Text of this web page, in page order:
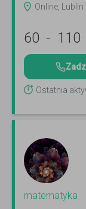
Online,
60 - 110
Ostatnia
matematyka